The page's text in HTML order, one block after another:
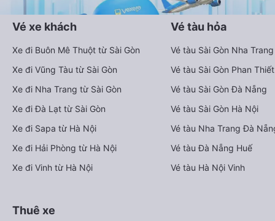
Vé xe khách
Xe đi Buôn Mê Thuột từ Sài Gòn
Xe đi Vũng Tàu từ Sài Gòn
Xe đi Nha Trang từ Sài Gòn
Xe đi Đà Lạt từ Sài Gòn
Xe đi Sapa từ Hà Nội
Xe đi Hải Phòng từ Hà Nội
Xe đi Vinh từ Hà Nội
Vé tàu hỏa
Vé tàu Sài Gòn Nha Trang
Vé tàu Sài Gòn Phan Thiết
Vé tàu Sài Gòn Đà Nẵng
Vé tàu Sài Gòn Hà Nội
Vé tàu Nha Trang Đà
Vé tàu Đà Nẵng Huế
Vé tàu Hà Nội Vinh
Thuê xe